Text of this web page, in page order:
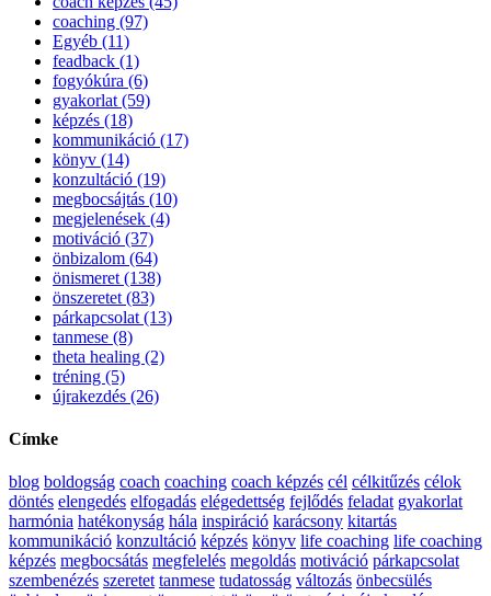
coaching (97)
Egyéb (11)
feadback (1)
fogyókúra (6)
gyakorlat (59)
képzés (18)
kommunikáció (17)
könyv (14)
konzultáció (19)
megbocsájtás (10)
megjelenések (4)
motiváció (37)
önbizalom (64)
önismeret (138)
önszeretet (83)
párkapcsolat (13)
tanmese (8)
theta healing (2)
tréning (5)
újrakezdés (26)
Címke
blog boldogság coach coaching coach képzés cél célkitűzés célok
döntés elengedés elfogadás elégedettség fejlődés feladat gyakorlat
harmónia hatékonyság hála inspiráció karácsony kitartás
kommunikáció konzultáció képzés könyv life coaching life coaching
képzés megbocsátás megfelelés megoldás motiváció párkapcsolat
szembenézés szeretet tanmese tudatosság változás önbecsülés